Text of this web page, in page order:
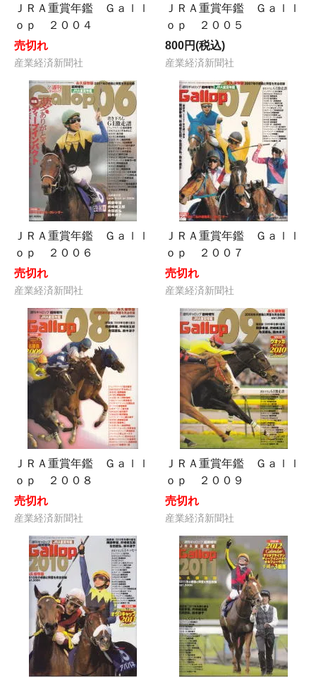
ＪＲＡ重賞年鑑 Ｇａｌｌ
ｏｐ ２００４
売切れ
産業経済新聞社
ＪＲＡ重賞年鑑 Ｇａｌｌ
ｏｐ ２００５
800円(税込)
産業経済新聞社
ＪＲＡ重賞年鑑 Ｇａｌｌ
ｏｐ ２００６
売切れ
産業経済新聞社
ＪＲＡ重賞年鑑 Ｇａｌｌ
ｏｐ ２００７
売切れ
産業経済新聞社
ＪＲＡ重賞年鑑 Ｇａｌｌ
ｏｐ ２００８
売切れ
産業経済新聞社
ＪＲＡ重賞年鑑 Ｇａｌｌ
ｏｐ ２００９
売切れ
産業経済新聞社